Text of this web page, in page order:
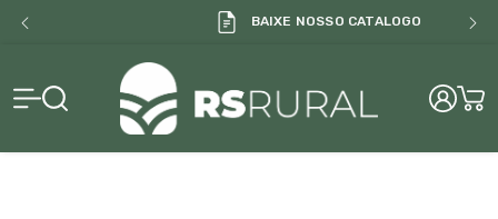
BAIXE NOSSO CATALOGO
RS Rural